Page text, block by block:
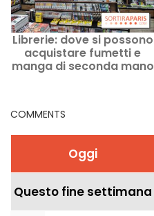
Librerie: dove si possono
acquistare fumetti e
manga di seconda mano
COMMENTS
Oggi
Questo fine settimana